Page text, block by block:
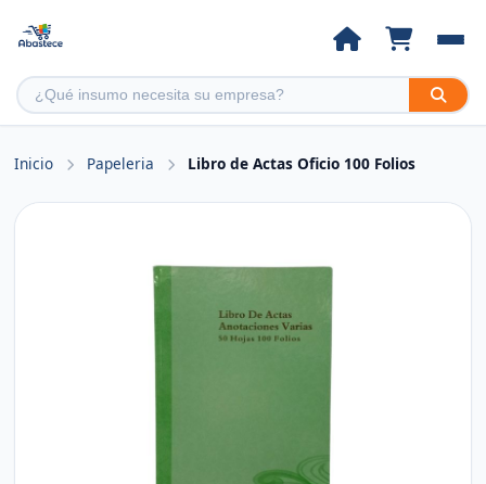
Inicio Papeleria Libro de Actas Oficio 100 Folios